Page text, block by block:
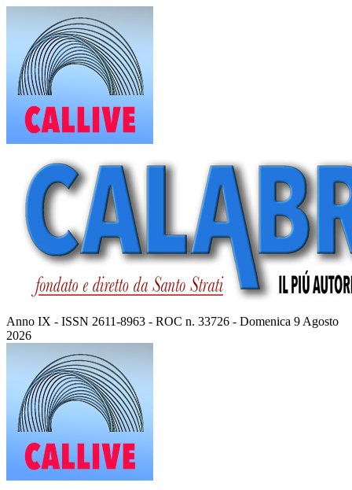
contenuto
Anno IX - ISSN 2611-8963 - ROC n. 33726 - Domenica 9 Agosto
2026